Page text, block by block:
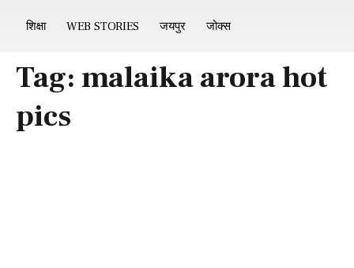
शिक्षा WEB STORIES जयपुर जोक्स
Tag: malaika arora hot
pics